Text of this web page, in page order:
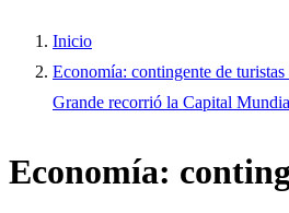
Inicio
Economía: contingente de
Grande recorrió la Capital
Economía: